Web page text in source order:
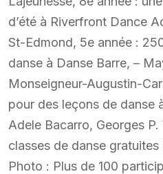
d’été à Riverfront Dance
St-Edmond, 5e année :
danse à Danse Barre, –
Monseigneur-Augustin-
pour des leçons de danse
Adele Bacarro, Georges P.
classes de danse
Photo : Plus de 100